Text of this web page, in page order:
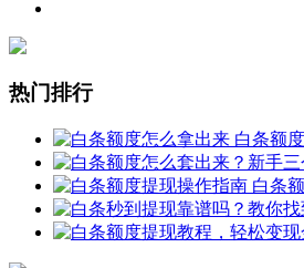
热门排行
白条额
白条